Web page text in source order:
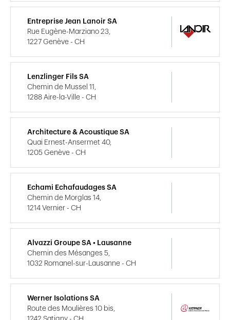
Entreprise Jean Lanoir SA
Rue Eugène-Marziano 23,
1227 Genève - CH
Lenzlinger Fils SA
Chemin de Mussel 11,
1288 Aire-la-Ville - CH
Architecture & Acoustique SA
Quai Ernest-Ansermet 40,
1205 Genève - CH
Echami Echafaudages SA
Chemin de Morglas 14,
1214 Vernier - CH
Alvazzi Groupe SA • Lausanne
Chemin des Mésanges 5,
1032 Romanel-sur-Lausanne - CH
Werner Isolations SA
Route des Moulières 10 bis,